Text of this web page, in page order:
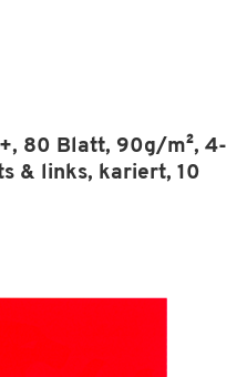
80 Blatt, 90g/m², 4-
& links, kariert, 10